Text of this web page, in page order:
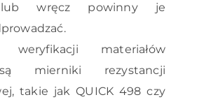
lub wręcz powinny je
materiałów
mierniki rezystancji
takie jak QUICK 498 czy